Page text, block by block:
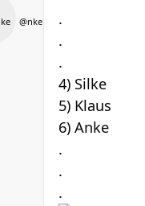
ke @nke
.
.
.
4) Silke
5) Klaus
6) Anke
.
.
.